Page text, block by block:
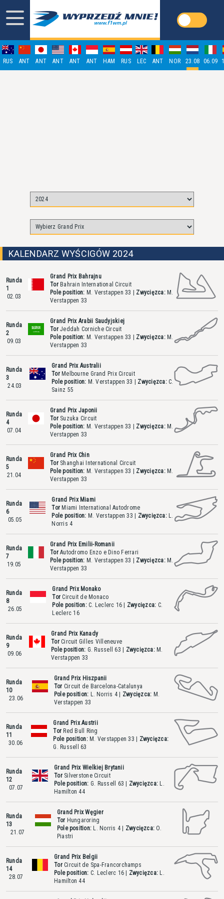
RUS ANT ANT ANT ANT ANT HAM RUS LEC ANT NOR 23.08 06.09
KALENDARZ WYŚCIGÓW 2024
Runda
1
02.03
Grand Prix Bahrajnu
TorBahrain International Circuit
Pole position: M. Verstappen33 Zwycięzca:M.
Verstappen 33
Runda
2
09.03
Grand Prix Arabii Saudyjskiej
TorJeddah Corniche Circuit
Pole position: M. Verstappen33 Zwycięzca:M.
Verstappen 33
Runda
3
24.03
Grand Prix Australii
TorMelbourne Grand Prix Circuit
Pole position: M. Verstappen33 Zwycięzca:C.
Sainz 55
Runda
4
07.04
Grand Prix Japonii
TorSuzuka Circuit
Pole position: M. Verstappen33 Zwycięzca:M.
Verstappen 33
Runda
5
21.04
Grand Prix Chin
TorShanghai International Circuit
Pole position: M. Verstappen33 Zwycięzca:M.
Verstappen 33
Runda
6
05.05
Grand Prix Miami
Tor Miami International Autodrome
Pole position: M. Verstappen33 Zwycięzca:L.
Norris 4
Runda
7
19.05
Grand Prix Emilii-Romanii
TorAutodromo Enzo e Dino Ferrari
Pole position: M. Verstappen33 Zwycięzca:M.
Verstappen 33
Runda
8
26.05
Grand Prix Monako
Tor Circuit de Monaco
Pole position:C. Leclerc 16 Zwycięzca: C.
Leclerc 16
Runda
9
09.06
Grand Prix Kanady
TorCircuit Gilles Villeneuve
Pole position: G. Russell 63 Zwycięzca:M.
Verstappen 33
Runda
10
23.06
Grand Prix Hiszpanii
Tor Circuit de Barcelona-Catalunya
Pole position: L. Norris 4 Zwycięzca: M.
Verstappen 33
Runda
11
30.06
Grand Prix Austrii
Tor Red Bull Ring
Pole position:M. Verstappen33
Zwycięzca:
G. Russell 63
Runda
12
07.07
Grand Prix Wielkiej Brytanii
TorSilverstone Circuit
Pole position: G. Russell 63 Zwycięzca: L.
Hamilton 44
Runda
13
21.07
Grand Prix Węgier
Tor Hungaroring
Pole position: L. Norris 4 Zwycięzca: O.
Piastri
Runda
14
28.07
Grand Prix Belgii
TorCircuit de Spa-Francorchamps
Pole position: C. Leclerc 16 Zwycięzca: L.
Hamilton 44